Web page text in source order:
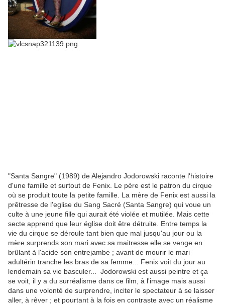
"Santa Sangre" (1989) de Alejandro Jodorowski raconte l'histoire
d'une famille et surtout de Fenix. Le père est le patron du cirque
où se produit toute la petite famille. La mère de Fenix est aussi la
prêtresse de l'eglise du Sang Sacré (Santa Sangre) qui voue un
culte à une jeune fille qui aurait été violée et mutilée. Mais cette
secte apprend que leur église doit être détruite. Entre temps la
vie du cirque se déroule tant bien que mal jusqu'au jour ou la
mère surprends son mari avec sa maitresse elle se venge en
brûlant à l'acide son entrejambe ; avant de mourir le mari
adultérin tranche les bras de sa femme... Fenix voit du jour au
lendemain sa vie basculer... Jodorowski est aussi peintre et ça
se voit, il y a du surréalisme dans ce film, à l'image mais aussi
dans une volonté de surprendre, inciter le spectateur à se laisser
aller, à rêver ; et pourtant à la fois en contraste avec un réalisme